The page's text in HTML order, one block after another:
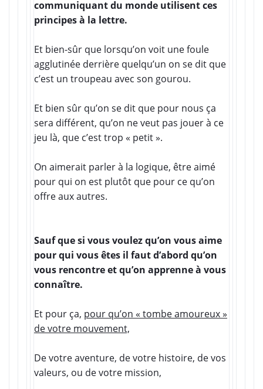
communiquant du monde utilisent ces
principes à la lettre.
Et bien-sûr que lorsqu’on voit une foule
agglutinée derrière quelqu’un on se dit que
c’est un troupeau avec son gourou.
Et bien sûr qu’on se dit que pour nous ça
sera différent, qu’on ne veut pas jouer à ce
jeu là, que c’est trop « petit ».
On aimerait parler à la logique, être aimé
pour qui on est plutôt que pour ce qu’on
offre aux autres.
Sauf que si vous voulez qu’on vous aime
pour qui vous êtes il faut d’abord qu’on
vous rencontre et qu’on apprenne à vous
connaître.
Et pour ça, pour qu’on « tombe amoureux »
de votre mouvement,
De votre aventure, de votre histoire, de vos
valeurs, ou de votre mission,